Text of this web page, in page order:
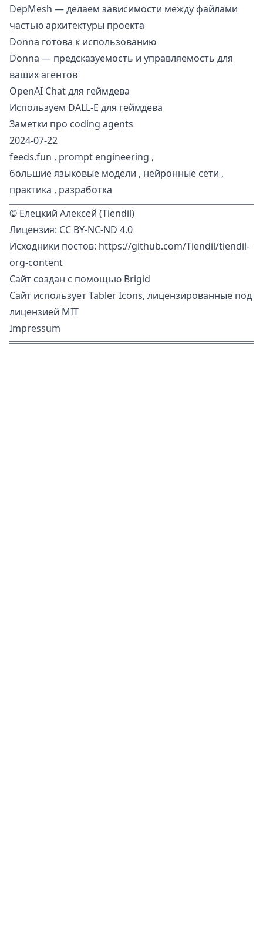
DepMesh — делаем зависимости между файлами
частью архитектуры проекта
Donna готова к использованию
Donna — предсказуемость и управляемость для
ваших агентов
OpenAI Chat для геймдева
Используем DALL-E для геймдева
Заметки про coding agents
2024-07-22
feeds.fun , prompt engineering ,
большие языковые модели , нейронные сети ,
практика , разработка
© Елецкий Алексей (Tiendil)
Лицензия: CC BY-NC-ND 4.0
Исходники постов: https://github.com/Tiendil/tiendil-
org-content
Сайт создан с помощью Brigid
Сайт используетTabler Icons, лицензированные под
лицензией MIT
Impressum